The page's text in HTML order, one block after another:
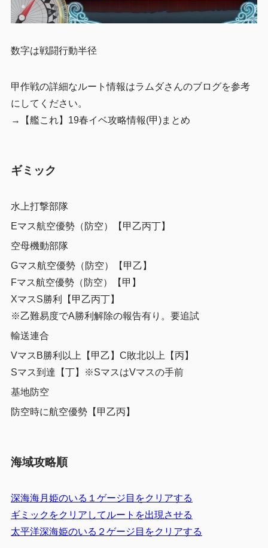
数字は戦闘行動半径
甲作戦の詳細なルート情報はラムダさんのブログを参考
にしてください。
→【艦これ】19春イベ攻略情報(甲)まとめ
ギミック
水上打撃部隊
Eマス航空優勢（防空）【甲乙丙丁】
空母機動部隊
Gマス航空優勢（防空）【甲乙】
Fマス航空優勢（防空）【甲】
XマスS勝利【甲乙丙丁】
※乙難易度でA勝利解除の報告有り。要追試
輸送連合
VマスB勝利以上【甲乙】C敗北以上【丙】
Sマス到達【丁】※SマスはVマスの手前
基地防空
防空時に航空優勢【甲乙丙】
海域攻略順
深海海月姫のいる１ゲージ目をクリアする
ギミックをクリアしてルートを出現させる
太平洋深海姫のいる２ゲージ目をクリアする